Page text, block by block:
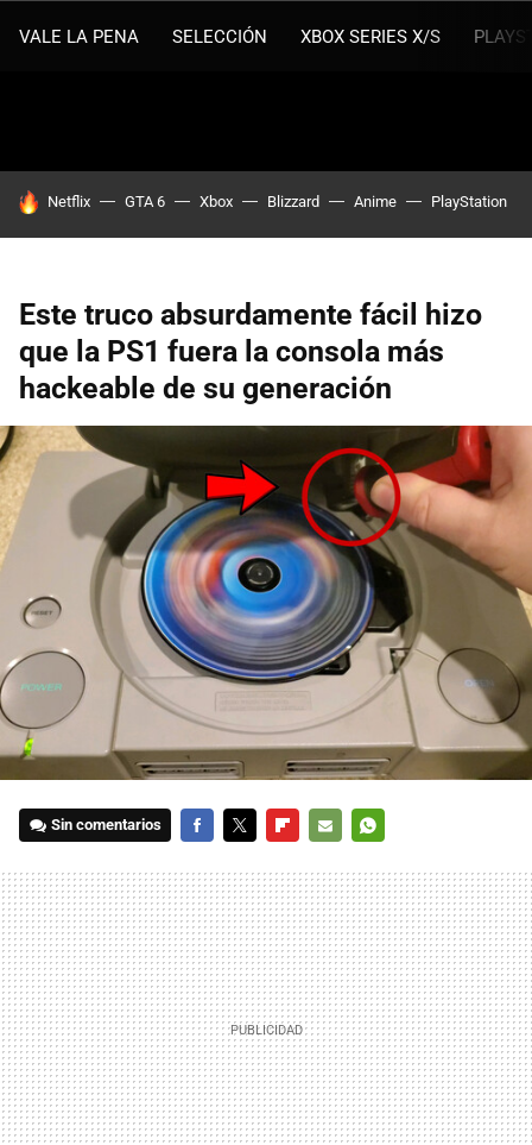
VALE LA PENA SELECCIÓN XBOX SERIES X/S
HOY SE HABLA DE
Netflix GTA 6 Xbox Blizzard Anime PlayStation
Este truco absurdamente fácil hizo
que la PS1 fuera la consola más
hackeable de su generación
Sin comentarios
MAIL